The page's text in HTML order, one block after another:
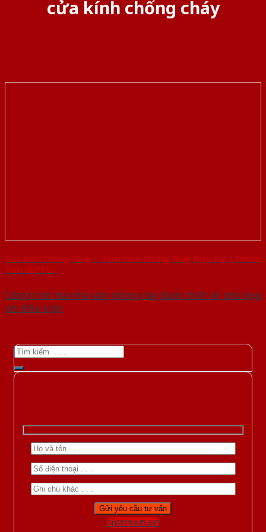
cửa kính chống cháy
Cửa Kính Chống Cháy – Vách Kính Chống Cháy Hiện Đại | Chuẩn
Tem Cục PCCC
Công trình tòa nhà văn phòng này được thiết kế phù hợp
với điều kiện
Gọi 0939.645.663